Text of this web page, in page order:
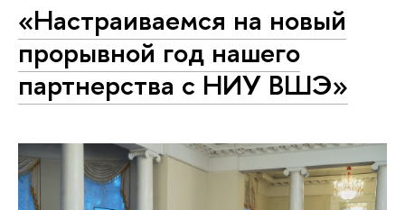
«Настраиваемся на новый
прорывной год нашего
партнерства с НИУ ВШЭ»